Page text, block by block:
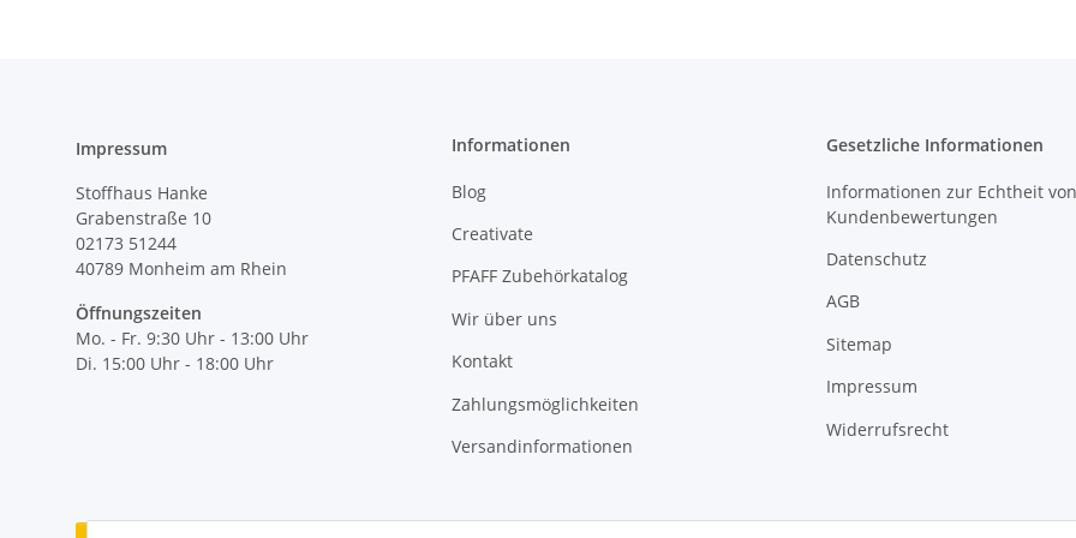
Impressum
Stoffhaus Hanke
Grabenstraße 10
02173 51244
40789 Monheim am Rhein
Öffnungszeiten
Mo. - Fr. 9:30 Uhr - 13:00 Uhr
Di. 15:00 Uhr - 18:00 Uhr
Informationen
Blog
Creativate
PFAFF Zubehörkatalog
Wir über uns
Kontakt
Zahlungsmöglichkeiten
Versandinformationen
Gesetzliche Informationen
Informationen zur Echtheit von
Kundenbewertungen
Datenschutz
AGB
Sitemap
Impressum
Widerrufsrecht